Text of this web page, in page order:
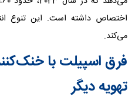
اختصاص داشته است. این تنوع
می‌کند.
فرق اسپیلت با
تهویه دیگر